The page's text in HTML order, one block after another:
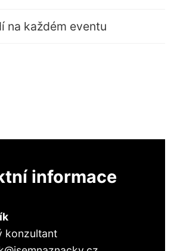
na každém eventu
informace
konzultant